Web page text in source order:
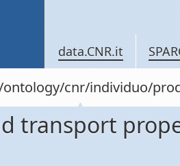
data.CNR.it
cnr/individuo/
transport